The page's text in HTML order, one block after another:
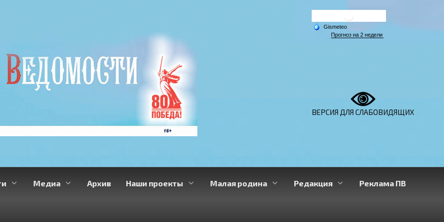
ВЕРСИЯ ДЛЯ СЛАБОВИДЯЩИХ
Медиа Архив Наши проекты Малая родина Редакция Реклама ПВ